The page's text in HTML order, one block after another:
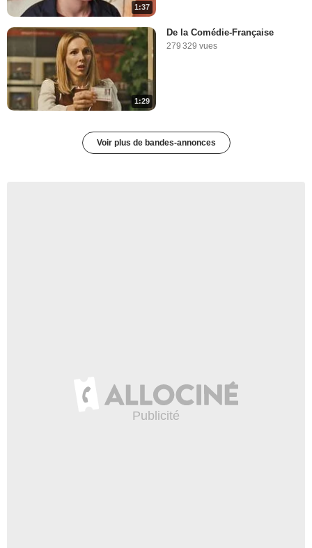
1:37
1:29
De la Comédie-Française
279 329 vues
Voir plus de bandes-annonces